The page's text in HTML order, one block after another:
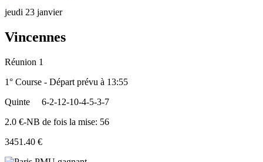
jeudi 23 janvier
Vincennes
Réunion 1
1° Course - Départ prévu à 13:55
Quinte
6-2-12-10-4-5-3-7
2.0 €-NB de fois la mise: 56
3451.40 €